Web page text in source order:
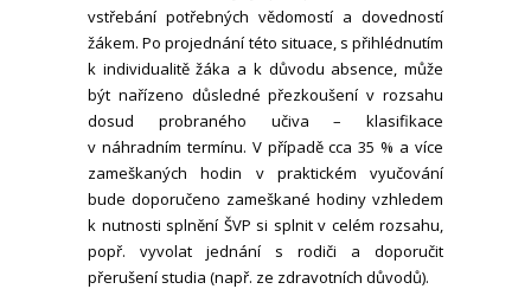
vstřebání potřebných vědomostí a dovedností
žákem. Po projednání této situace, s přihlédnutím
k individualitě žáka a k důvodu absence, může
být nařízeno důsledné přezkoušení v rozsahu
dosud probraného učiva – klasifikace
v náhradním termínu. V případě cca 35 % a více
zameškaných hodin v praktickém vyučování
bude doporučeno zameškané hodiny vzhledem
k nutnosti splnění ŠVP si splnit v celém rozsahu,
popř. vyvolat jednání s rodiči a doporučit
přerušení studia (např. ze zdravotních důvodů).